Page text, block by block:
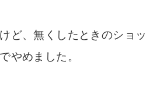
ど、無くしたときのショッ
やめました。